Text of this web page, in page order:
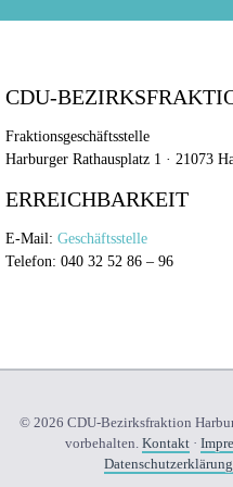
CDU-
Fraktionsgeschäftsstelle
Harburger Rathausplatz 1 · 21073
ERREICHBARKEIT
E-Mail: Geschäftsstelle
Telefon: 040 32 52 86 – 96
© 2026 CDU-Bezirksfraktion
vorbehalten. Kontakt ·
Datenschutzerklärung